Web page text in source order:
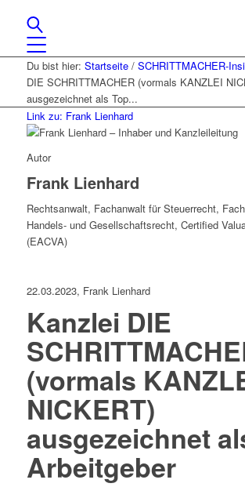
Du bist hier: Startseite / SCHRITTMACHER-
DIE SCHRITTMACHER (vormals KANZLEI
ausgezeichnet als Top...
Link zu: Frank Lienhard
Autor
Frank Lienhard
Rechtsanwalt, Fachanwalt für Steuerrecht,
Handels- und Gesellschaftsrecht, Certified
(EACVA)
22.03.2023, Frank Lienhard
Kanzlei DIE
(vormals
NICKERT)
ausgezeichnet
Arbeitgeber